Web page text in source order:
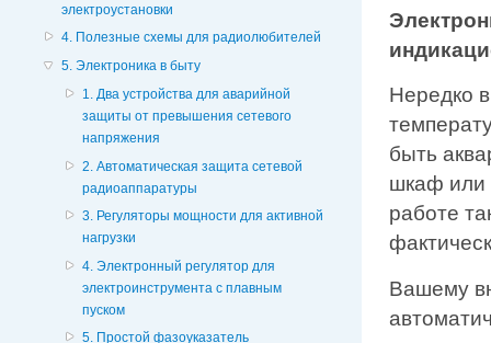
электроустановки
4. Полезные схемы для радиолюбителей
5. Электроника в быту
1. Два устройства для аварийной
защиты от превышения сетевого
напряжения
2. Автоматическая защита сетевой
радиоаппаратуры
3. Регуляторы мощности для активной
нагрузки
4. Электронный регулятор для
электроинструмента с плавным
пуском
5. Простой фазоуказатель
Нередко
быть
шкаф или
работе
Вашему